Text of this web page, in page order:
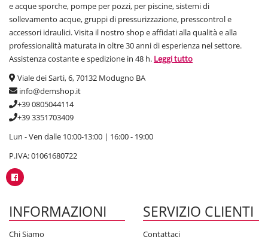
e acque sporche, pompe per pozzi, per piscine, sistemi di
sollevamento acque, gruppi di pressurizzazione, presscontrol e
accessori idraulici. Visita il nostro shop e affidati alla qualità e alla
professionalità maturata in oltre 30 anni di esperienza nel settore.
Assistenza costante e spedizione in 48 h. Leggi tutto
Viale dei Sarti, 6, 70132 Modugno BA
info@demshop.it
+39 0805044114
+39 3351703409
Lun - Ven dalle 10:00-13:00 | 16:00 - 19:00
P.IVA: 01061680722
INFORMAZIONI
Chi Siamo
SERVIZIO CLIENTI
Contattaci